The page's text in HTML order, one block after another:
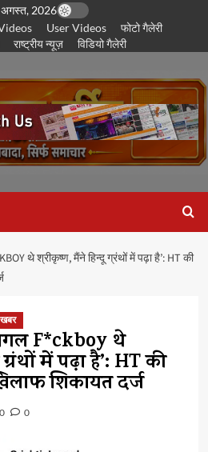
2026
User Videos
फोटो गैलेरी
राष्ट्रीय न्यूज़ विडियो गैलेरी
थे श्रीकृष्ण, मैंने हिन्दू ग्रंथों में पढ़ा है’: HT की
F*ckboy थे
में पढ़ा है’: HT की
शिकायत दर्ज
0